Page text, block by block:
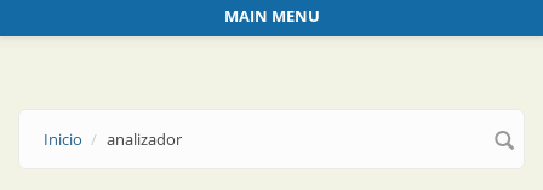
MAIN MENU
Inicio analizador